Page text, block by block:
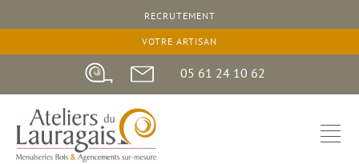
RECRUTEMENT
VOTRE ARTISAN
05 61 24 10 62
Menuisiers et Ébénistes depuis 1947